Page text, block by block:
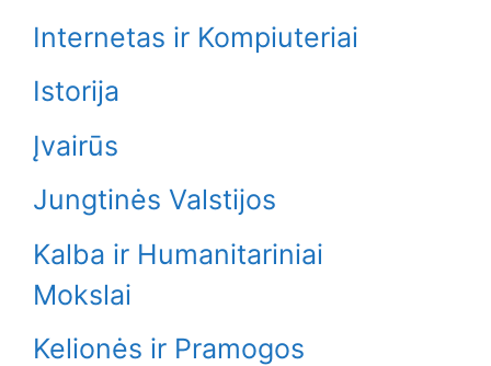
Internetas ir Kompiuteriai
Istorija
Įvairūs
Jungtinės Valstijos
Kalba ir Humanitariniai
Mokslai
Kelionės ir Pramogos